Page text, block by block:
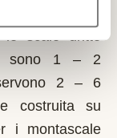
le scale dritte
sono 1 – 2
2 – 6
costruita su
i montascale